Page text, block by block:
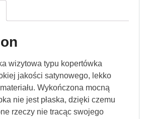
wizytowa typu kopertówka
jakości satynowego, lekko
Wykończona mocną
nie jest płaska, dzięki czemu
rzeczy nie tracąc swojego